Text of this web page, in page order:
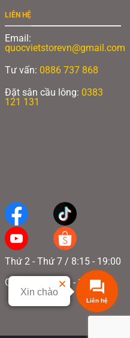
LIÊN HỆ
Email:
quocvietstorevn@gmail.com
Tư vấn: 0886 737 868
Đặt sân cầu lông: 0383
121 131
Thứ 2 - Thứ 7 / 8:15 - 19:00
Chủ nhật / 8:15 - 17:00
Xin chào